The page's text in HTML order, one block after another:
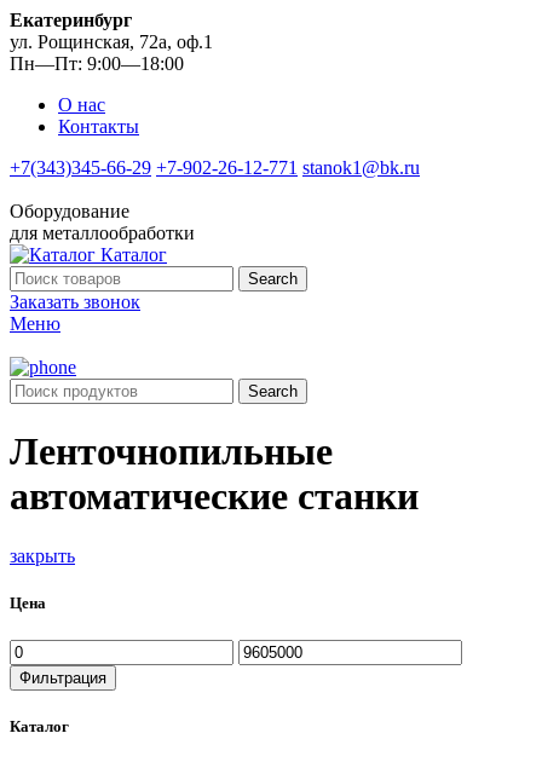
Екатеринбург
ул. Рощинская, 72а, оф.1
Пн—Пт: 9:00—18:00
О нас
Контакты
+7(343)345-66-29 +7-902-26-12-771 stanok1@bk.ru
Оборудование
для металлообработки
Каталог
Search
Заказать звонок
Меню
Search
Ленточнопильные
автоматические станки
закрыть
Цена
Минимальная
цена
Максимальная
цена
Фильтрация
Каталог